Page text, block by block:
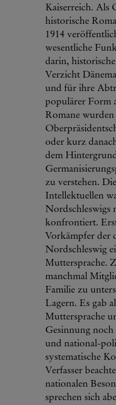
Kaiserreich. Als
historische
1914
wesentliche
darin,
Verzicht
und für ihre
populärer Form
Romane
oder kurz
dem
zu verstehen.
Intellektuellen
Nordschleswigs
konfrontiert.
Vorkämpfer der
Nordschleswig
Muttersprache.
manchmal
Familie zu
Lagern. Es gab
Muttersprache
Gesinnung noch
und national-
systematische
Verfasser
nationalen
sprechen sich